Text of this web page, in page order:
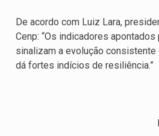
De acordo com Luiz Lara,
Cenp: “Os indicadores
sinalizam a evolução consistente
dá fortes indícios de resiliência.”